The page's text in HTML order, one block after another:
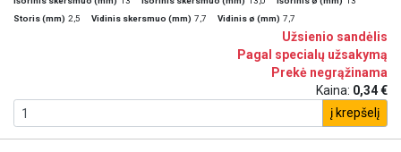
Storis (mm) 2,5 Vidinis skersmuo (mm) 7,7 Vidinis ø (mm) 7,7
Užsienio sandėlis
Pagal specialų užsakymą
Prekė negrąžinama
Kaina: 0,34 €
į krepšelį